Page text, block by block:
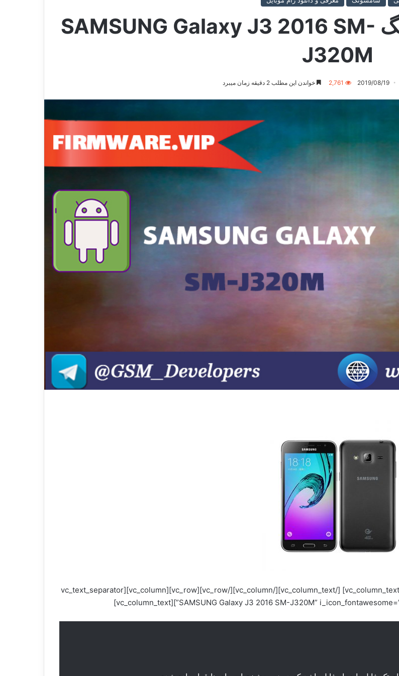
دانلود رام رسمی سامسونگ SAMSUNG Galaxy J3 2016 SM-
J320M
2019/08/19
2,761 خواندن این مطلب 2 دقیقه زمان میبرد
[/vc_column_text][/vc_column][/vc_row][vc_row][vc_column][vc_column_text] [/vc_column_text][/vc_column][/vc_row][vc_row][vc_column][vc_text_separator